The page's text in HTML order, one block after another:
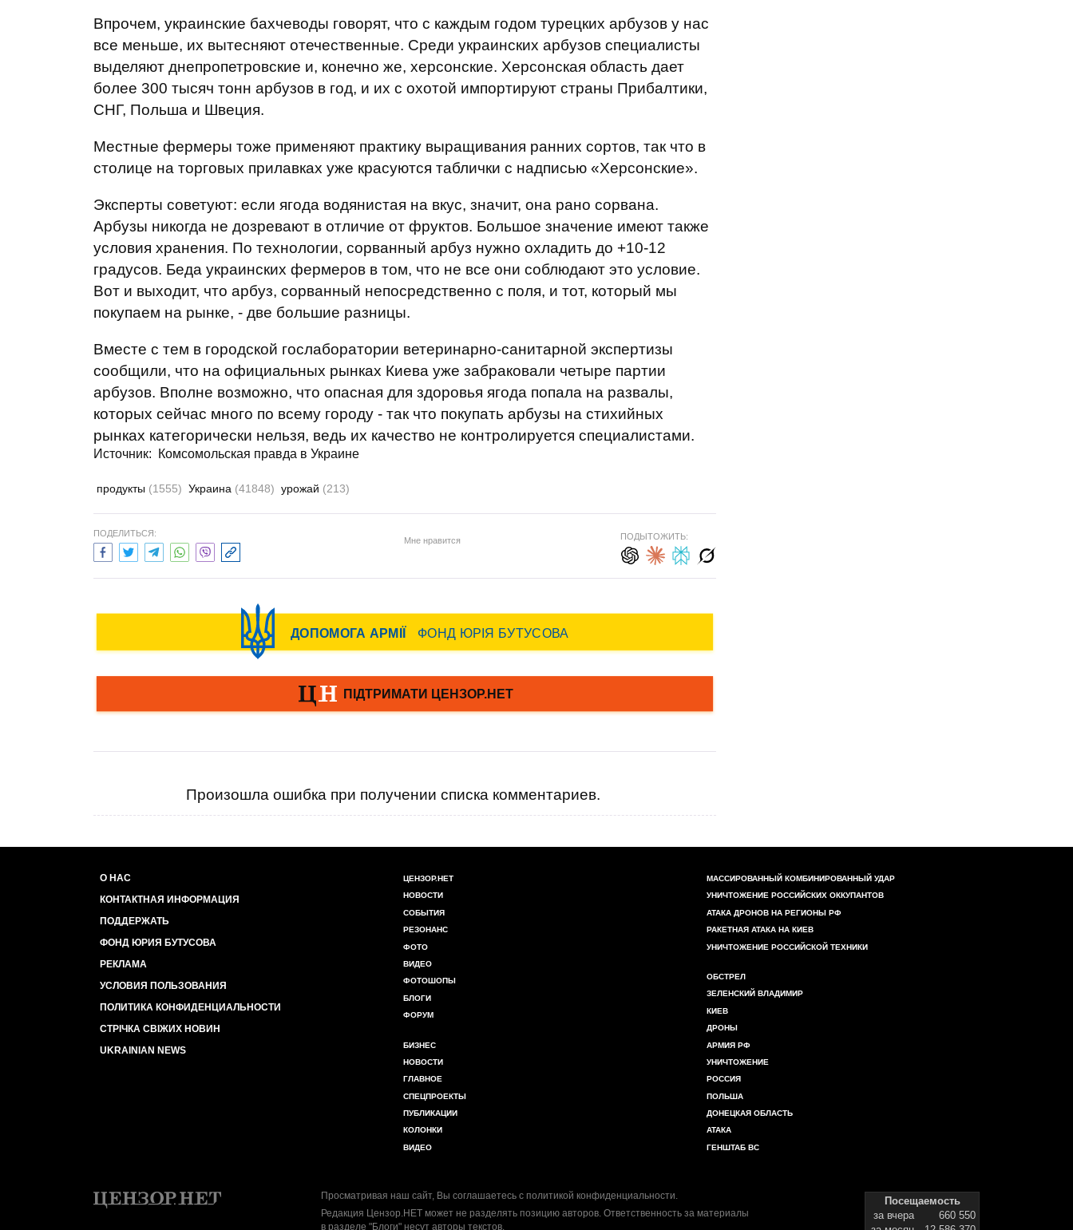
Впрочем, украинские бахчеводы говорят, что с каждым годом турецких арбузов у нас
все меньше, их вытесняют отечественные. Среди украинских арбузов специалисты
выделяют днепропетровские и, конечно же, херсонские. Херсонская область дает
более 300 тысяч тонн арбузов в год, и их с охотой импортируют страны Прибалтики,
СНГ, Польша и Швеция.
Местные фермеры тоже применяют практику выращивания ранних сортов, так что в
столице на торговых прилавках уже красуются таблички с надписью «Херсонские».
Эксперты советуют: если ягода водянистая на вкус, значит, она рано сорвана.
Арбузы никогда не дозревают в отличие от фруктов. Большое значение имеют также
условия хранения. По технологии, сорванный арбуз нужно охладить до +10-12
градусов. Беда украинских фермеров в том, что не все они соблюдают это условие.
Вот и выходит, что арбуз, сорванный непосредственно с поля, и тот, который мы
покупаем на рынке, - две большие разницы.
Вместе с тем в городской гослаборатории ветеринарно-санитарной экспертизы
сообщили, что на официальных рынках Киева уже забраковали четыре партии
арбузов. Вполне возможно, что опасная для здоровья ягода попала на развалы,
которых сейчас много по всему городу - так что покупать арбузы на стихийных
рынках категорически нельзя, ведь их качество не контролируется специалистами.
Источник: Комсомольская правда в Украине
продукты (1555) Украина (41848) урожай (213)
ПОДЕЛИТЬСЯ:
Мне нравится ПОДЫТОЖИТЬ:
Произошла ошибка при получении списка комментариев.
О НАС
КОНТАКТНАЯ ИНФОРМАЦИЯ
ПОДДЕРЖАТЬ
ФОНД ЮРИЯ БУТУСОВА
РЕКЛАМА
УСЛОВИЯ ПОЛЬЗОВАНИЯ
ПОЛИТИКА КОНФИДЕНЦИАЛЬНОСТИ
СТРІЧКА СВІЖИХ НОВИН
UKRAINIAN NEWS
ЦЕНЗОР.НЕТ
НОВОСТИ
СОБЫТИЯ
РЕЗОНАНС
ФОТО
ВИДЕО
ФОТОШОПЫ
БЛОГИ
ФОРУМ
БИЗНЕС
НОВОСТИ
ГЛАВНОЕ
СПЕЦПРОЕКТЫ
ПУБЛИКАЦИИ
КОЛОНКИ
ВИДЕО
МАССИРОВАННЫЙ КОМБИНИРОВАННЫЙ УДАР
УНИЧТОЖЕНИЕ РОССИЙСКИХ ОККУПАНТОВ
АТАКА ДРОНОВ НА РЕГИОНЫ РФ
РАКЕТНАЯ АТАКА НА КИЕВ
УНИЧТОЖЕНИЕ РОССИЙСКОЙ ТЕХНИКИ
ОБСТРЕЛ
ЗЕЛЕНСКИЙ ВЛАДИМИР
КИЕВ
ДРОНЫ
АРМИЯ РФ
УНИЧТОЖЕНИЕ
РОССИЯ
ПОЛЬША
ДОНЕЦКАЯ ОБЛАСТЬ
АТАКА
ГЕНШТАБ ВС
Просматривая наш сайт, Вы соглашаетесь с политикой конфиденциальности.
Редакция Цензор.НЕТ может не разделять позицию авторов. Ответственность за материалы
в разделе "Блоги" несут авторы текстов.
Посещаемость
за вчера
660 550